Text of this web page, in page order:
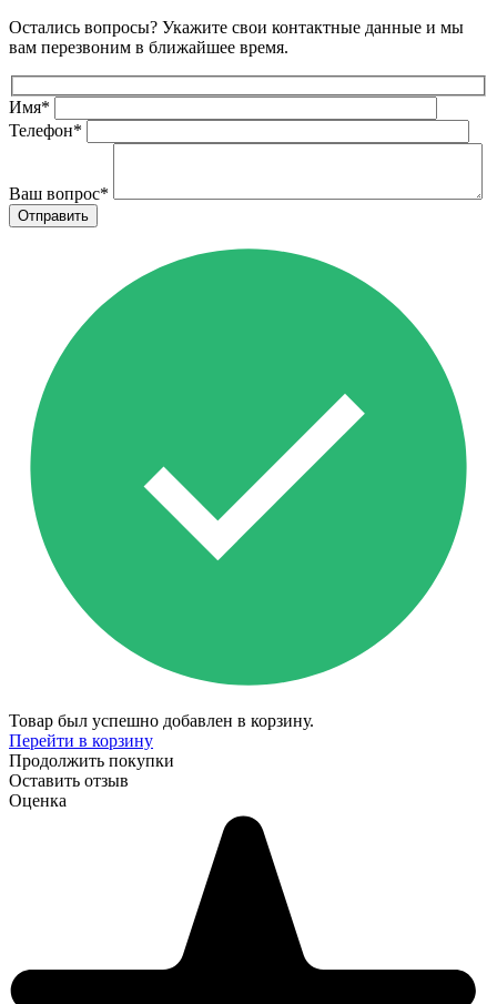
Остались вопросы? Укажите свои контактные данные и мы
вам перезвоним в ближайшее время.
Имя*
Телефон*
Ваш вопрос*
Товар был успешно добавлен в корзину.
Перейти в корзину
Продолжить покупки
Оставить отзыв
Оценка